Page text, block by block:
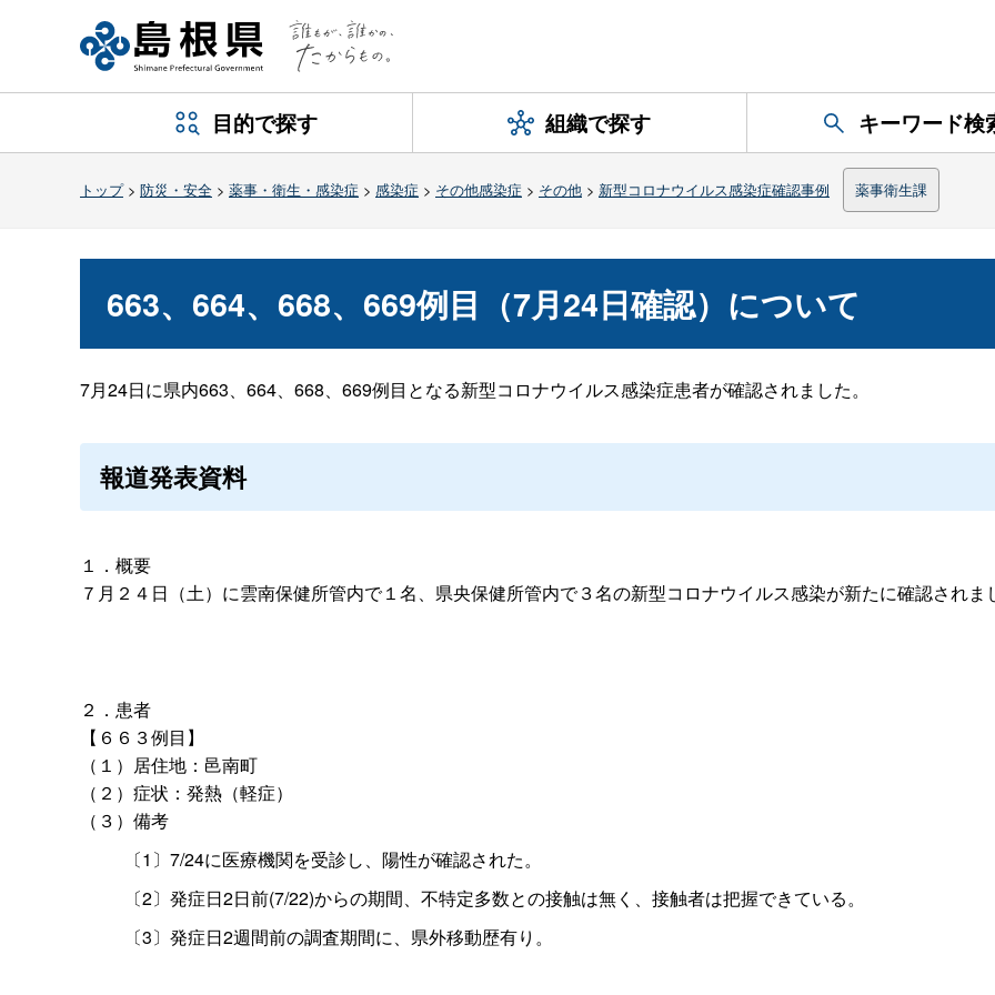
目的で探す 組織で探す キーワード検
トップ> 防災・安全 > 薬事・衛生・感染症 > 感染症 > その他感染症 > その他 > 新型コロナウイルス感染症確認事例 薬事衛生課
663、664、668、669例目（7月24日確認）について
7月24日に県内663、664、668、669例目となる新型コロナウイルス感染症患者が確認されました。
報道発表資料
１．概要
７月２４日（土）に雲南保健所管内で１名、県央保健所管内で３名の新型コロナウイルス感染が新たに確認されま
２．患者
【６６３例目】
（１）居住地：邑南町
（２）症状：発熱（軽症）
（３）備考
〔1〕7/24に医療機関を受診し、陽性が確認された。
〔2〕発症日2日前(7/22)からの期間、不特定多数との接触は無く、接触者は把握できている。
〔3〕発症日2週間前の調査期間に、県外移動歴有り。